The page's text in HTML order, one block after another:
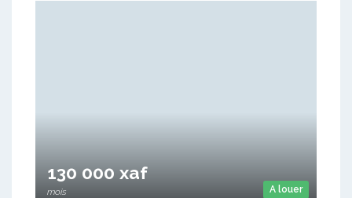
A louer
130 000 xaf
mois